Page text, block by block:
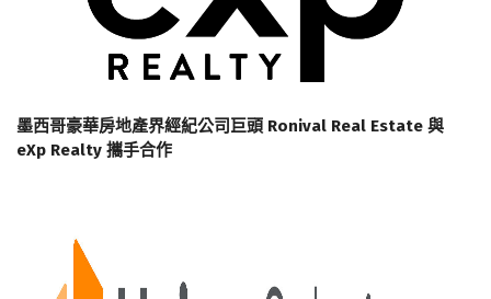
墨西哥豪華房地產界經紀公司巨頭 Ronival Real Estate 與
eXp Realty 攜手合作